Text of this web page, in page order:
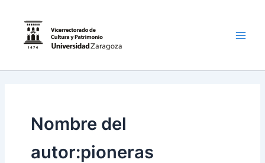
contenido
Nombre del
autor:pioneras